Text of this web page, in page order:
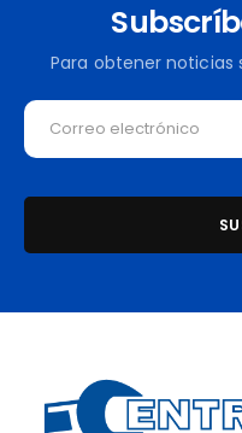
Para obtener noticias